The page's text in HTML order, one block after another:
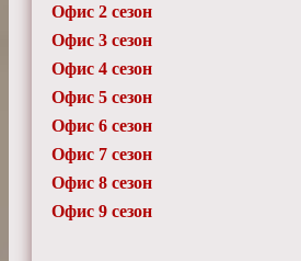
Офис 2 сезон
Офис 3 сезон
Офис 4 сезон
Офис 5 сезон
Офис 6 сезон
Офис 7 сезон
Офис 8 сезон
Офис 9 сезон